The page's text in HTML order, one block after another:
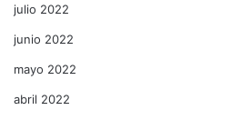
julio 2022
junio 2022
mayo 2022
abril 2022